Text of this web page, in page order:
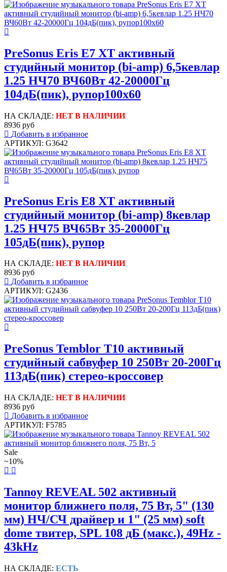
PreSonus Eris E7 XT активный
студийный монитор (bi-amp) 6,5кевлар
1.25 НЧ70 ВЧ60Вт 42-20000Гц
104дБ(пик), рупор100x60
НА СКЛАДЕ: НЕТ В НАЛИЧИИ
8936 руб
Добавить в избранное
АРТИКУЛ: G3642
PreSonus Eris E8 XT активный
студийный монитор (bi-amp) 8кевлар
1.25 НЧ75 ВЧ65Вт 35-20000Гц
105дБ(пик), рупор
НА СКЛАДЕ: НЕТ В НАЛИЧИИ
8936 руб
Добавить в избранное
АРТИКУЛ: G2436
PreSonus Temblor T10 активный
студийный сабвуфер 10 250Вт 20-200Гц
113дБ(пик) стерео-кроссовер
НА СКЛАДЕ: НЕТ В НАЛИЧИИ
8936 руб
Добавить в избранное
АРТИКУЛ: F5785
Sale
~10%
Tannoy REVEAL 502 активный
монитор ближнего поля, 75 Вт, 5" (130
мм) НЧ/СЧ драйвер и 1" (25 мм) soft
dome твитер, SPL 108 дБ (макс.), 49Hz -
43kHz
НА СКЛАДЕ: ЕСТЬ